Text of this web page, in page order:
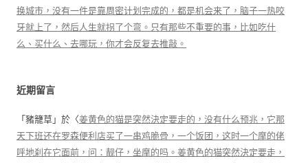
换城市，没有一件是靠周密计划完成的，都是机会来了，脑子一热咬
牙就上了，然后人生就拐了个弯。只有那些不重要的事，比如吃什
么、买什么、去哪玩，你才会反复去推敲。
近期留言
「 豬籠草 」於〈姜黄色的猫是突然決定要走的，没有什么预兆，它那
天下班还在罗森便利店买了一串鸡脆骨，一个饭团，这时一个摩的佬
呼地刹在它面前，问：靓仔，坐摩的吗。姜黄色的猫突然決定要走，